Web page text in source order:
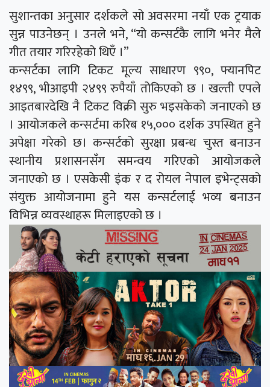
सुशान्तका अनुसार दर्शकले सो अवसरमा नयाँ एक ट्रयाक
सुन्न पाउनेछन् । उनले भने, “यो कन्सर्टकै लागि भनेर मैले
गीत तयार गरिरहेको थिएँ ।”
कन्सर्टका लागि टिकट मूल्य साधारण ९९०, फ्यानपिट
१४९९, भीआइपी २४९९ रुपैयाँ तोकिएको छ । खल्ती एपले
आइतबारदेखि नै टिकट विक्री सुरु भइसकेको जनाएको छ
। आयोजकले कन्सर्टमा करिब १५,००० दर्शक उपस्थित हुने
अपेक्षा गरेको छ। कन्सर्टको सुरक्षा प्रबन्ध चुस्त बनाउन
स्थानीय प्रशासनसँग समन्वय गरिएको आयोजकले
जनाएको छ । एसकेसी इंक र द रोयल नेपाल इभेन्ट्सको
संयुक्त आयोजनामा हुने यस कन्सर्टलाई भव्य बनाउन
विभिन्न व्यवस्थाहरू मिलाइएको छ ।